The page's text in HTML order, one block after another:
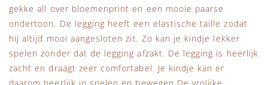
Sproet & Sprout
Tiny Cottons
gekke all over bloemenprint en een mooie paarse
ondertoon. De legging heeft een elastische taille zodat
hij altijd mooi aangesloten zit. Zo kan je kindje lekker
spelen zonder dat de legging afzakt. De legging is heerlijk
zacht en draagt zeer comfortabel. Je kindje kan er